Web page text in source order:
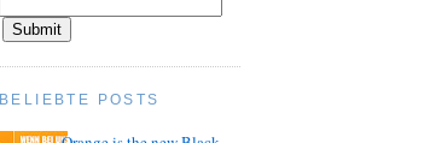
BELIEBTE POSTS